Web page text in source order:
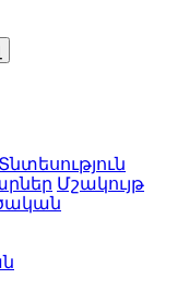
Տնտեսություն
Մշակույթ